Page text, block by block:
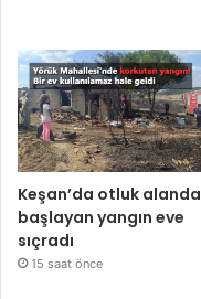
Keşan’da otluk alanda
başlayan yangın eve
sıçradı
15 saat önce